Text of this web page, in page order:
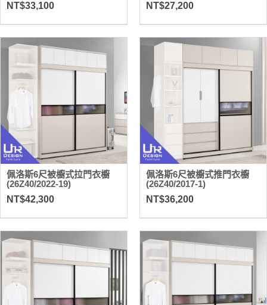
NT$33,100
NT$27,200
佩洛斯6尺被櫥式拉門衣櫥
(26Z40/2022-19)
NT$42,300
佩洛斯6尺被櫥式推門衣櫥
(26Z40/2017-1)
NT$36,200